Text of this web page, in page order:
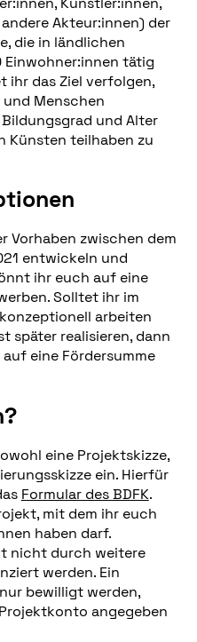
Akteur:innen) der
die in ländlichen
tätig
ihr das Ziel verfolgen,
Menschen
und Alter
Künsten teilhaben zu
Vorhaben zwischen dem
entwickeln und
ihr euch auf eine
Solltet ihr im
arbeiten
später realisieren, dann
eine Fördersumme
eine Projektskizze,
ein. Hierfür
Formular des BDFK.
mit dem ihr euch
haben darf.
nicht durch weitere
werden. Ein
bewilligt werden,
angegeben